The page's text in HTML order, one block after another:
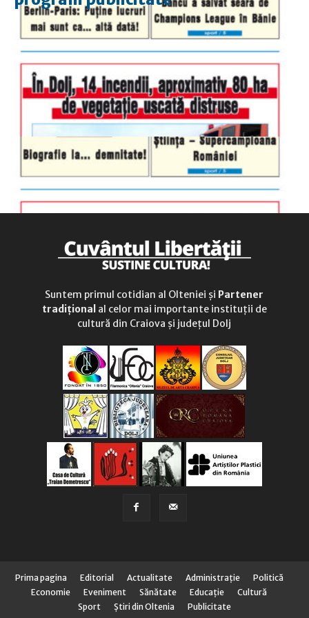
luni-vineri
9.00 - 17.00
duminică
9.00 - 12.00
Suntem primul cotidian al Olteniei și Partener
tradițional al celor mai importante instituții de
cultură din Craiova și județul Dolj
Prima pagina Editorial Actualitate Administraţie
Politică
Economie
Eveniment Sănătate Educaţie
Cultură
Sport
Știri din Oltenia Publicitate